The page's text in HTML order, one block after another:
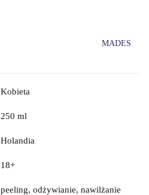
MADES
Kobieta
250 ml
Holandia
18+
peeling, odżywianie, nawilżanie